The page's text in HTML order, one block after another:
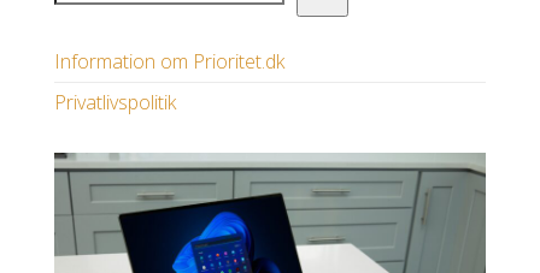
Information om Prioritet.dk
Privatlivspolitik